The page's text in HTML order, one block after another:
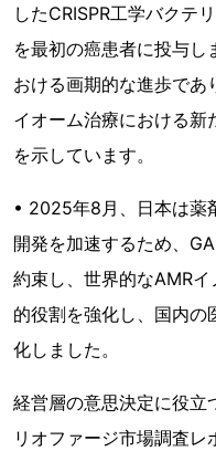
したCRISPR工学バクテ
を最初の癌患者に投与し
おける画期的な進歩であ
イオーム治療における新
を示しています。
• 2025年8月、日本は薬
開発を加速するため、
約束し、世界的なAMR
的役割を強化し、国内の
化しました。
経営層の意思決定に役立
リオファージ市場調査